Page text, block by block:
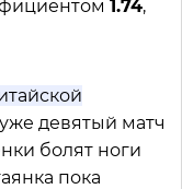
1.74,
девятый матч
болят ноги
пока